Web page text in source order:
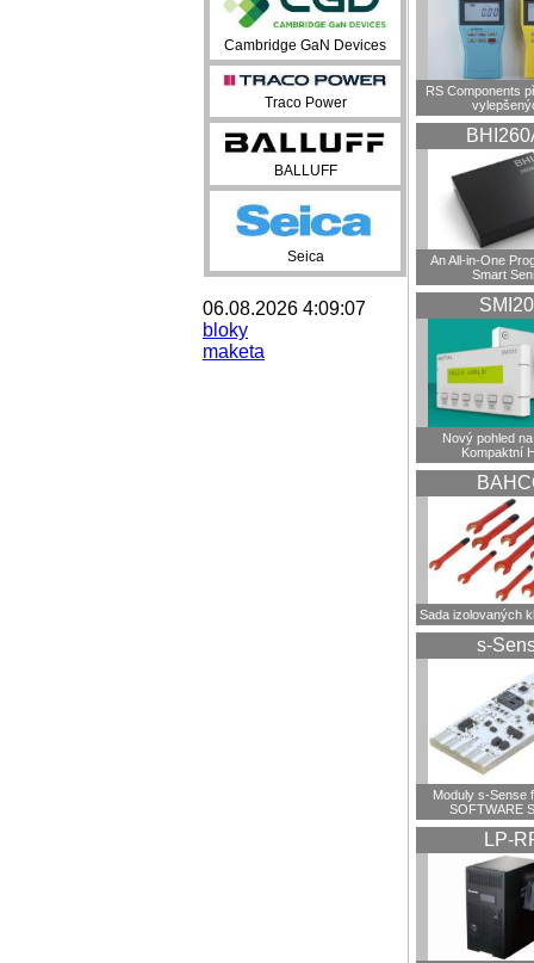
Cambridge GaN Devices
Traco Power
BALLUFF
Seica
06.08.2026 4:09:07
bloky
maketa
RS Components
An All-in-One
Smart
Nový pohled
Kompaktní
Sada izolovaných
s-
Moduly s-Sense
SOFTWARE
LP-